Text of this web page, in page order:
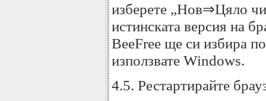
изберете „Нов⇒Цяло
истинската версия на
BeeFree ще си избира
използвате Windows.
4.5. Рестартирайте